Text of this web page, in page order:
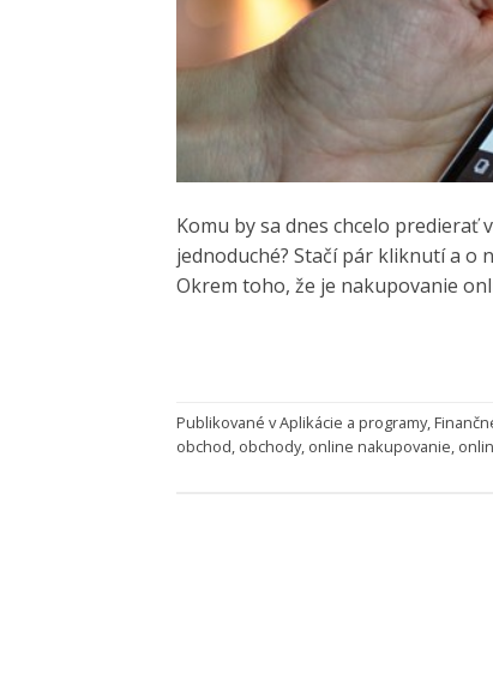
Komu by sa dnes chcelo
jednoduché? Stačí pár kliknutí a o
Okrem toho, že je nakupovanie
Publikované vAplikácie a programy,
obchod, obchody, online nakupovanie,